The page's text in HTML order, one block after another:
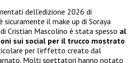
dell’edizione 2026 di
sicuramente il make up di Soraya
Cristian Mascolino è stata spesso al
sui social per il trucco mostrato
per l’effetto creato dal
Molti spettatori hanno notato